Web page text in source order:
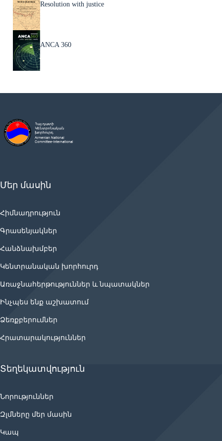
Resolution with justice
ANCA 360
Մեր մասին
Հիմնադրություն
Գրասենյակներ
Հանձնախմբեր
Կենտրանական խորհուրդ
Առաջնահերթություններ և նպատակներ
Ինչպես ենք աշխատում
Ձեռքբերումներ
Հրատարակություններ
Տեղեկատվություն
Նորություններ
Զլմները մեր մասին
Կապ